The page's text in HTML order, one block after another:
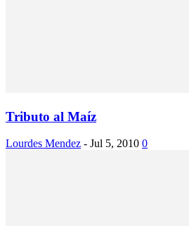
Tributo al Maíz
Lourdes Mendez - Jul 5, 2010 0